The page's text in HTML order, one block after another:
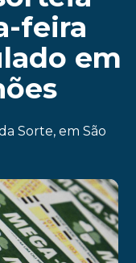
feira
em
Sorte, em São